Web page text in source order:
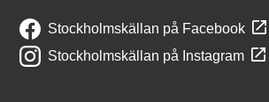
Stockholmskällan på Facebook
Stockholmskällan på Instagram